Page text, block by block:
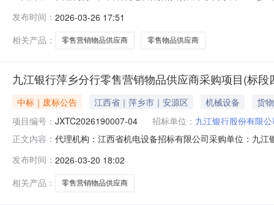
关于九江银行萍乡分行零售营销物品供应商采购项目（
发布时间： 2026-03-26 17:51
相关产品：
零售营销物品供应商 零售物品供应商
九江银行萍乡分行零售营销物品供应商采购项目(标
中标｜废标公告 江西省｜萍乡市｜安源区 机械设备
货物
项目编号： JXTC2026190007-04 招标单位： 九江银行股份有限
正文内容： 代理机构：江西省机电设备招标有限公司采购单位：九
应商采购项目（标段四：芦溪）（项目编号：
发布时间： 2026-03-20 18:02
相关产品：
零售营销物品供应商